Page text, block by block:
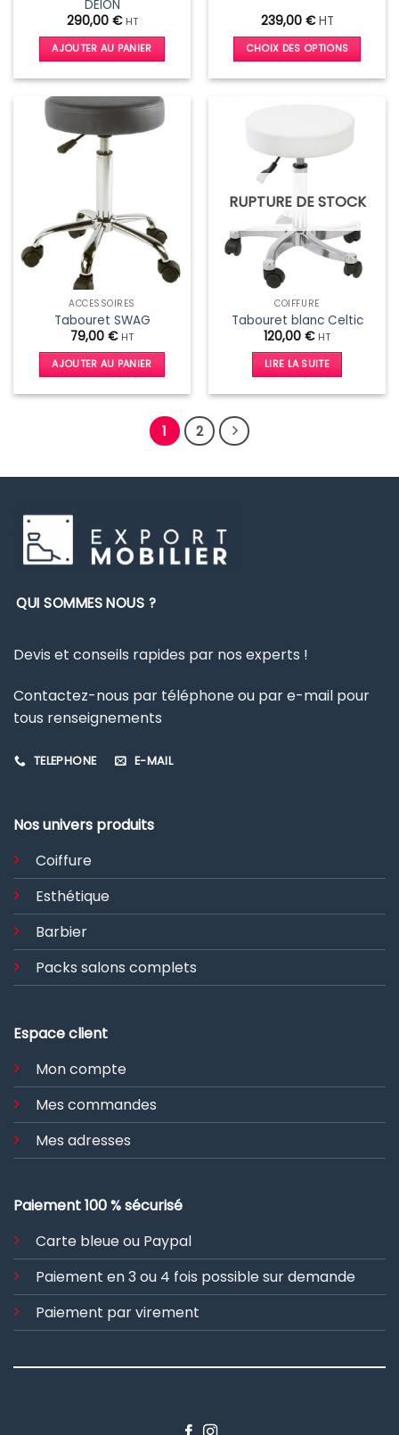
DEION
290,00 € HT
AJOUTER AU PANIER
239,00 €HT
CHOIX DES OPTIONS
variations.
Les
peuvent
être
choisies
sur
du
produit
ACCESSOIRES
Tabouret SWAG
79,00 € HT
AJOUTER AU PANIER
RUPTURE DE STOCK
COIFFURE
Tabouret blanc Celtic
120,00 € HT
LIRE LA SUITE
1 2
QUI SOMMES NOUS ?
Devis et conseils rapides par nos experts !
Contactez-nous par téléphone ou par e-mail pour
tous renseignements
TELEPHONE E-MAIL
Nos univers produits
Coiffure
Esthétique
Barbier
Packs salons complets
Espace client
Mon compte
Mes commandes
Mes adresses
Paiement 100 % sécurisé
Carte bleue ou Paypal
Paiement en 3 ou 4 fois possible sur demande
Paiement par virement